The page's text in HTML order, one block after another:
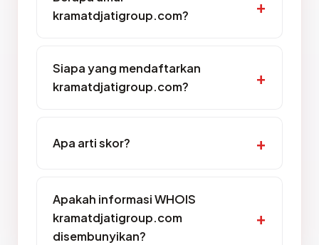
kramatdjatigroup.com?
Siapa yang mendaftarkan
kramatdjatigroup.com?
Apa arti skor?
Apakah informasi WHOIS
kramatdjatigroup.com
disembunyikan?